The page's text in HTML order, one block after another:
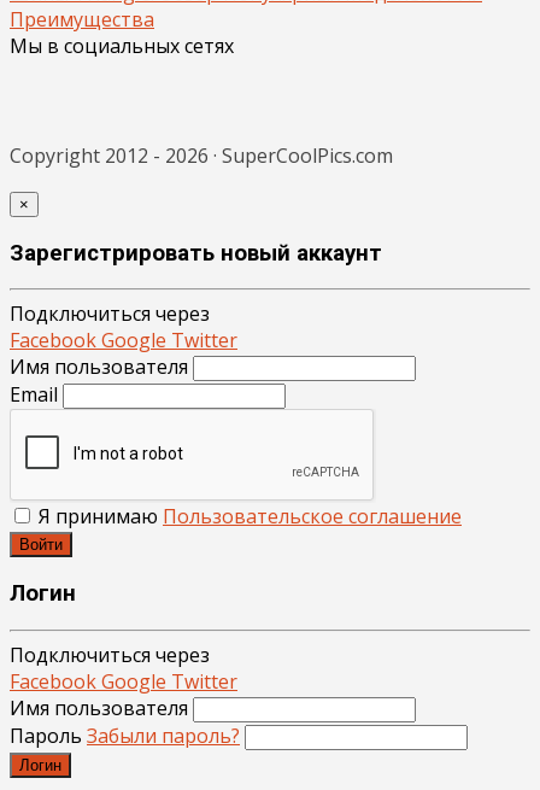
Преимущества
Мы в социальных сетях
Copyright 2012 - 2026 · SuperCoolPics.com
×
Зарегистрировать новый аккаунт
Подключиться через
FacebookGoogle Twitter
Имя пользователя
Email
Я принимаю Пользовательское соглашение
Войти
Логин
Подключиться через
FacebookGoogle Twitter
Имя пользователя
Пароль Забыли пароль?
Логин